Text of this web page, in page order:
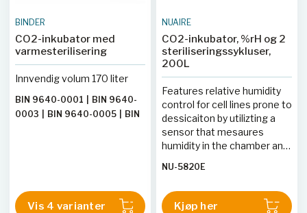
BINDER
CO2-inkubator med
varmesterilisering
Innvendig volum 170 liter
BIN 9640-0001
BIN 9640-
0003
BIN 9640-0005
BIN
Vis 4 varianter
NUAIRE
CO2-inkubator, %rH og 2
steriliseringssykluser,
200L
Features relative humidity
control for cell lines prone to
dessicaiton by utilizting a
sensor that mesaures
humidity in the chamber and
filtered vapor.
NU-5820E
Kjøp her